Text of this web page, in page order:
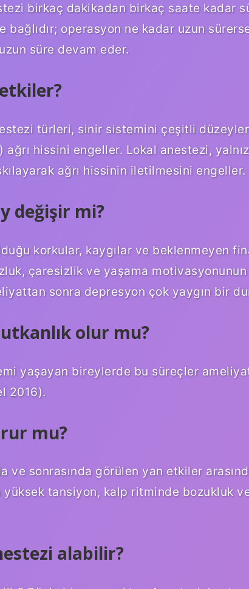
birkaç dakikadan birkaç saate kadar
bağlıdır; operasyon ne kadar uzun
süre devam eder.
türleri, sinir sistemini çeşitli
hissini engeller. Lokal anestezi,
ağrı hissinin iletilmesini engeller.
değişir mi?
korkular, kaygılar ve beklenmeyen
çaresizlik ve yaşama motivasyonunun
sonra depresyon çok yaygın bir
olur mu?
yaşayan bireylerde bu süreçler
2016).
mu?
ve sonrasında görülen yan etkiler
yüksek tansiyon, kalp ritminde bozukluk
alabilir?